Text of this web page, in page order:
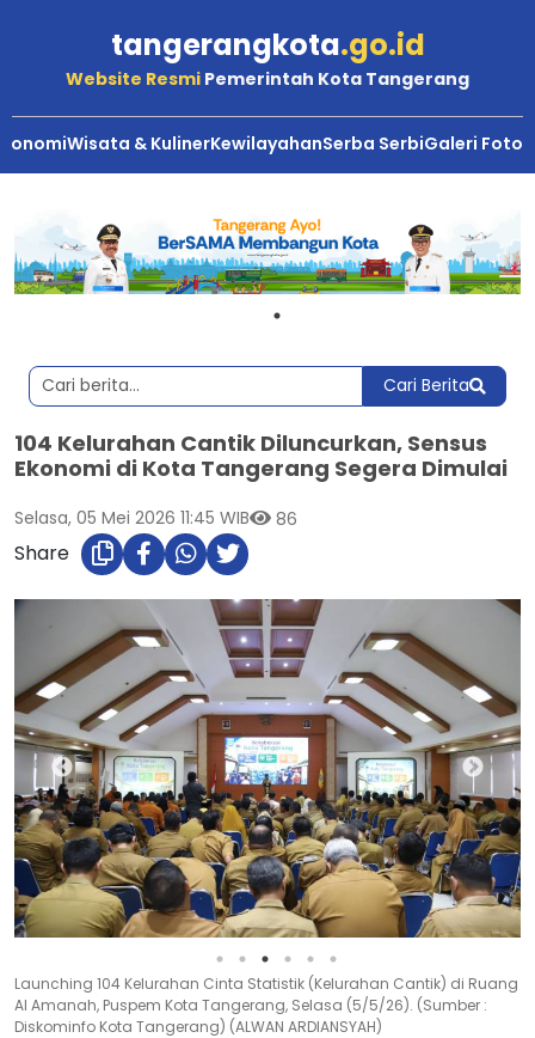
tangerangkota.go.id
Website Resmi Pemerintah Kota Tangerang
Wisata & KulinerKewilayahanSerba SerbiGaleri Foto
Cari Berita
104 Kelurahan Cantik Diluncurkan, Sensus
Ekonomi di Kota Tangerang Segera Dimulai
Selasa, 05 Mei 2026 11:45 WIB 86
Share
Launching 104 Kelurahan Cinta Statistik (Kelurahan Cantik) di Ruang
Al Amanah, Puspem Kota Tangerang, Selasa (5/5/26). (Sumber :
Diskominfo Kota Tangerang) (ALWAN ARDIANSYAH)